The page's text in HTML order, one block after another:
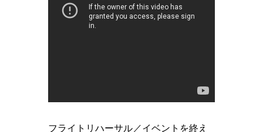
フライトリハーサル／イベントを終え